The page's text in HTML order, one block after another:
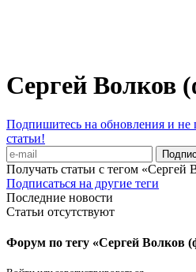
Сергей Волков
Подпишитесь на обновления и не
статьи!
Получать статьи с тегом «Сергей
Подписаться на другие теги
Последние новости
Статьи отсутствуют
Форум по тегу «Сергей Волков